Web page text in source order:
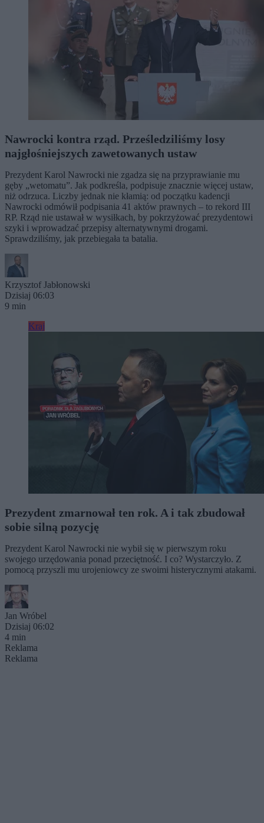
Nawrocki kontra rząd. Prześledziliśmy losy
najgłośniejszych zawetowanych ustaw
Prezydent Karol Nawrocki nie zgadza się na przyprawianie mu
gęby „wetomatu”. Jak podkreśla, podpisuje znacznie więcej ustaw,
niż odrzuca. Liczby jednak nie kłamią: od początku kadencji
Nawrocki odmówił podpisania 41 aktów prawnych – to rekord III
RP. Rząd nie ustawał w wysiłkach, by pokrzyżować prezydentowi
szyki i wprowadzać przepisy alternatywnymi drogami.
Sprawdziliśmy, jak przebiegała ta batalia.
Krzysztof Jabłonowski
Dzisiaj 06:03
9 min
Kraj
Prezydent zmarnował ten rok. A i tak zbudował
sobie silną pozycję
Prezydent Karol Nawrocki nie wybił się w pierwszym roku
swojego urzędowania ponad przeciętność. I co? Wystarczyło. Z
pomocą przyszli mu urojeniowcy ze swoimi histerycznymi atakami.
Jan Wróbel
Dzisiaj 06:02
4 min
Reklama
Reklama